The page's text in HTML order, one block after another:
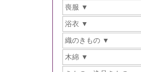
喪服
浴衣
織のきもの
木綿